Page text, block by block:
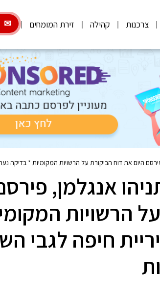
צרכנות קהילה זירת המומחים
היום את דוח הביקורת על הרשויות המקומיות * בדיקה
אנגלמן,
הרשויות
חיפה לגבי